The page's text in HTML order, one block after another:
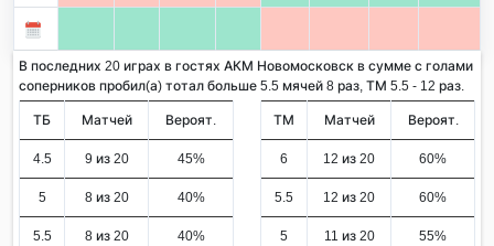
В последних 20 играх в гостях АКМ Новомосковск в сумме с голами
соперников пробил(а) тотал больше 5.5 мячей 8 раз, ТМ 5.5 - 12 раз.
ТБ Матчей Вероят.
4.5 9 из 20 45%
5 8 из 20 40%
5.5 8 из 20 40%
ТМ Матчей Вероят.
6 12 из 20 60%
5.5 12 из 20 60%
5 11 из 20 55%